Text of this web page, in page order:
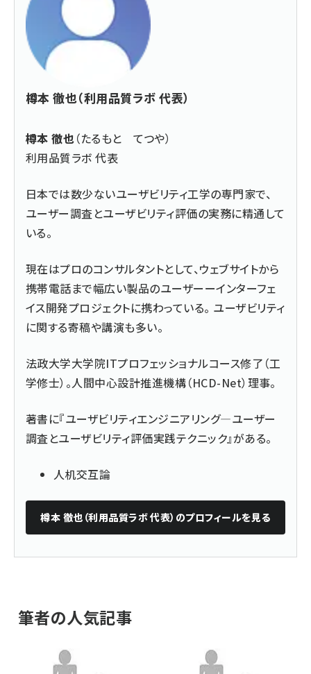
樽本 徹也（利用品質ラボ 代表）
樽本 徹也（たるもと てつや）
利用品質ラボ 代表
日本では数少ないユーザビリティ工学の専門家で、
ユーザー調査とユーザビリティ評価の実務に精通して
いる。
現在はプロのコンサルタントとして、ウェブサイトから
携帯電話まで幅広い製品のユーザーーインターフェ
イス開発プロジェクトに携わっている。 ユーザビリティ
に関する寄稿や講演も多い。
法政大学大学院ITプロフェッショナルコース修了（工
学修士）。人間中心設計推進機構（HCD-Net）理事。
著書に『ユーザビリティエンジニアリング―ユーザー
調査とユーザビリティ評価実践テクニック』がある。
人机交互論
樽本 徹也（利用品質ラボ 代表） のプロフィールを見る
筆者の人気記事